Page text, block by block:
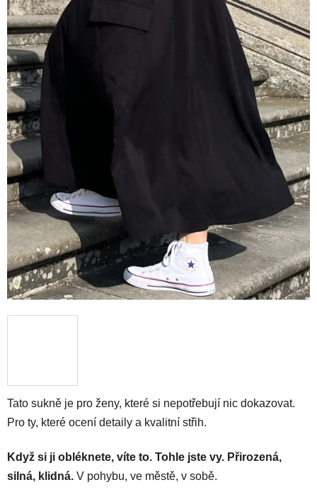
Tato sukně je pro ženy, které si nepotřebují nic dokazovat.
Pro ty, které ocení detaily a kvalitní střih.
Když si ji obléknete, víte to. Tohle jste vy. Přirozená,
silná, klidná. V pohybu, ve městě, v sobě.